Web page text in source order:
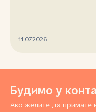
11.07.2026.
Будимо у
Ако желите да примате